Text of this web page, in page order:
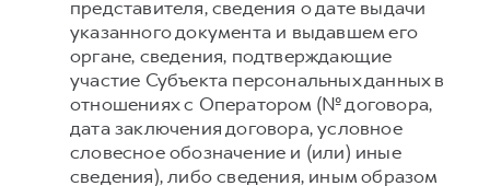
представителя, сведения о дате выдачи
указанного документа и выдавшем его
органе, сведения, подтверждающие
участие Субъекта персональных данных в
отношениях с Оператором (№ договора,
дата заключения договора, условное
словесное обозначение и (или) иные
сведения), либо сведения, иным образом